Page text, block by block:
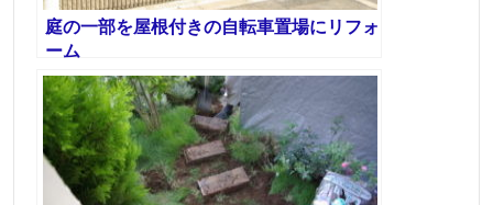
庭の一部を屋根付きの自転車置場にリフォ
ーム